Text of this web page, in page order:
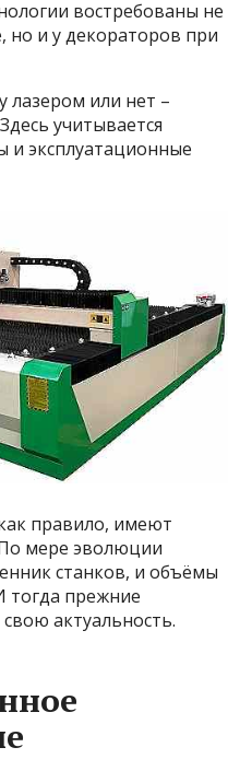
востребованы не
но и у декораторов при
лазером или нет –
учитывается
и эксплуатационные
правило, имеют
мере эволюции
станков, и объёмы
тогда прежние
актуальность.